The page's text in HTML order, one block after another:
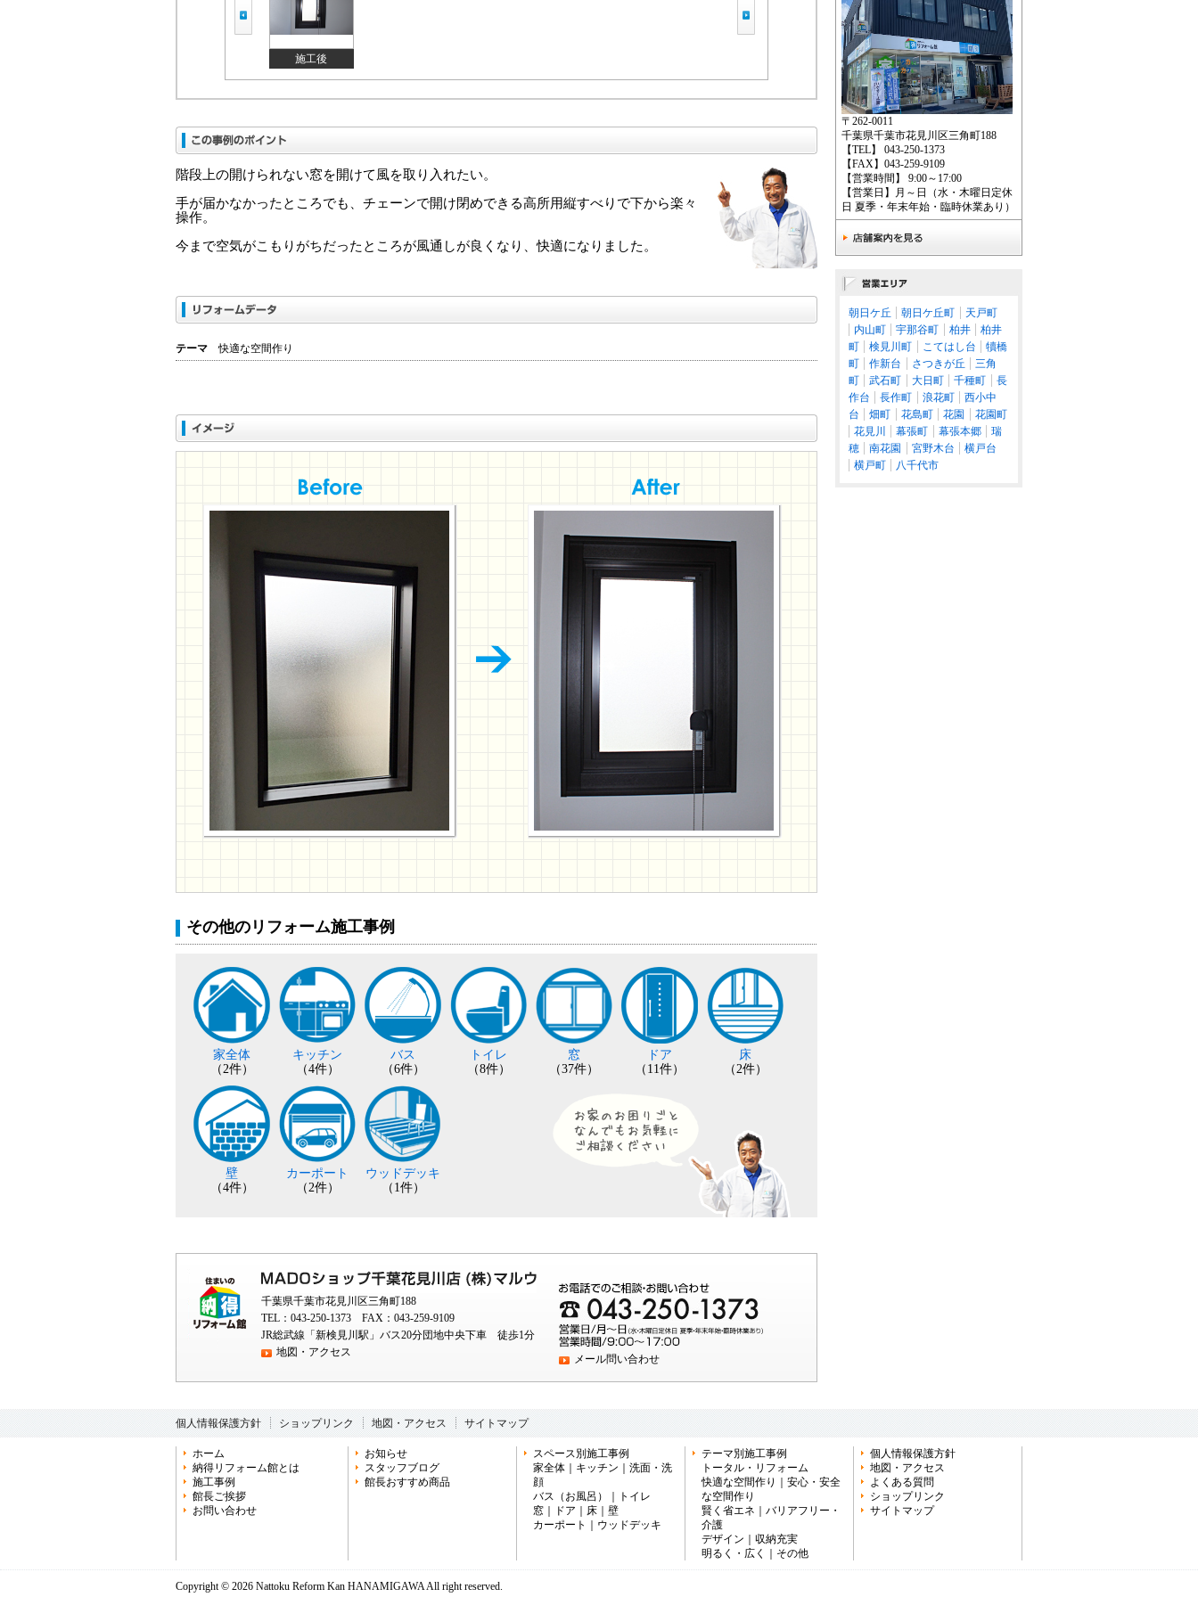
施工後
階段上の開けられない窓を開けて風を取り入れたい。
手が届かなかったところでも、チェーンで開け閉めできる高所用縦すべりで下から楽々
操作。
今まで空気がこもりがちだったところが風通しが良くなり、快適になりました。
テーマ 快適な空間作り
その他のリフォーム施工事例
家全体
（2件）
キッチン
（4件）
バス
（6件）
トイレ
（8件）
窓
（37件）
ドア
（11件）
床
（2件）
壁
（4件）
カーポート
（2件）
ウッドデッキ
（1件）
千葉県千葉市花見川区三角町188
TEL：043-250-1373 FAX：043-259-9109
JR総武線「新検見川駅」バス20分団地中央下車 徒歩1分
地図・アクセス
メール問い合わせ
〒262-0011
千葉県千葉市花見川区三角町188
【TEL】 043-250-1373
【FAX】043-259-9109
【営業時間】 9:00～17:00
【営業日】月～日（水・木曜日定休
日 夏季・年末年始・臨時休業あり）
朝日ケ丘 朝日ケ丘町
天戸町
内山町
宇那谷町 柏井
柏井
町
検見川町 こてはし台
犢橋
町
作新台 さつきが丘
三角
町
武石町 大日町 千種町
長
作台
長作町 浪花町
西小中
台
畑町 花島町 花園
花園町
花見川
幕張町 幕張本郷
瑞
穂
南花園 宮野木台
横戸台
横戸町
八千代市
個人情報保護方針 ショップリンク 地図・アクセス サイトマップ
ホーム
納得リフォーム館とは
施工事例
館長ご挨拶
お問い合わせ
お知らせ
スタッフブログ
館長おすすめ商品
スペース別施工事例
家全体
キッチン
洗面・洗
顔
バス（お風呂）
トイレ
窓
ドア 床
壁
カーポート
ウッドデッキ
テーマ別施工事例
トータル・リフォーム
快適な空間作り
安心・安全
な空間作り
賢く省エネ
バリアフリー・
介護
デザイン
収納充実
明るく・広く
その他
個人情報保護方針
地図・アクセス
よくある質問
ショップリンク
サイトマップ
Copyright © 2026 Nattoku Reform Kan HANAMIGAWA All right reserved.